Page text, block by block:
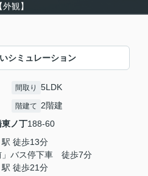
【外観】
シミュレーション
間取り 5LDK
階建て 2階建
東ノ丁188-60
駅 徒歩13分
」バス停下車 徒歩7分
駅 徒歩21分